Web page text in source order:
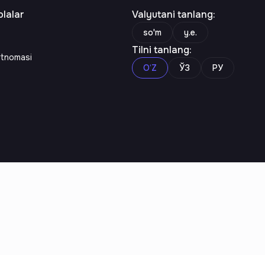
Valyutani tanlang:
so'm y.e.
Tilni tanlang:
O‘Z ЎЗ РУ